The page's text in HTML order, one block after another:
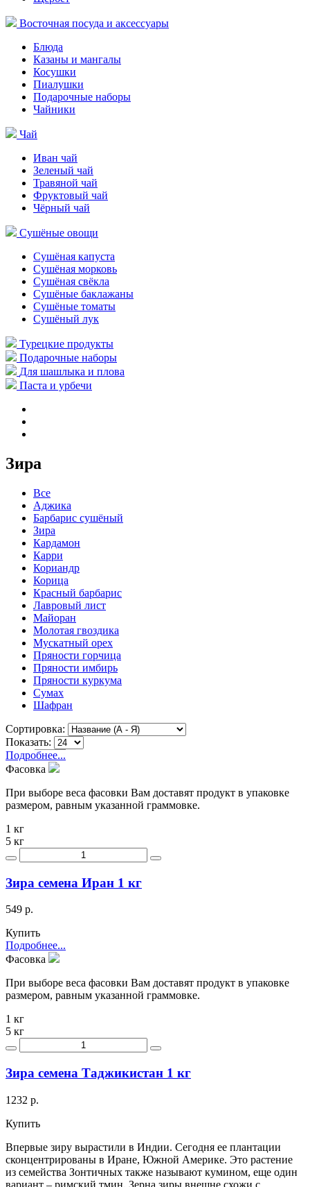
Восточная посуда и аксессуары
Блюда
Казаны и мангалы
Косушки
Пиалушки
Подарочные наборы
Чайники
Чай
Иван чай
Зеленый чай
Травяной чай
Фруктовый чай
Чёрный чай
Сушёные овощи
Сушёная капуста
Сушёная морковь
Сушёная свёкла
Сушёные баклажаны
Сушёные томаты
Сушёный лук
Турецкие продукты
Подарочные наборы
Для шашлыка и плова
Паста и урбечи
Зира
Все
Аджика
Барбарис сушёный
Зира
Кардамон
Карри
Кориандр
Корица
Красный барбарис
Лавровый лист
Майоран
Молотая гвоздика
Мускатный орех
Пряности горчица
Пряности имбирь
Пряности куркума
Сумах
Шафран
Сортировка:
Показать:
Подробнее...
Фасовка
При выборе веса фасовки Вам доставят продукт в упаковке
размером, равным указанной граммовке.
1 кг
5 кг
Зира семена Иран 1 кг
549 р.
Купить
Подробнее...
Фасовка
При выборе веса фасовки Вам доставят продукт в упаковке
размером, равным указанной граммовке.
1 кг
5 кг
Зира семена Таджикистан 1 кг
1232 р.
Купить
Впервые зиру вырастили в Индии. Сегодня ее плантации
сконцентрированы в Иране, Южной Америке. Это растение
из семейства Зонтичных также называют кумином, еще один
вариант – римский тмин. Зерна зиры внешне схожи с